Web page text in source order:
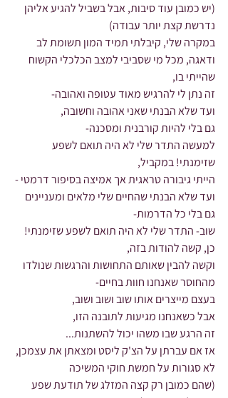
(יש כמובן עוד סיבות, אבל בשביל להגיע אליהן
נדרשת קצת יותר עבודה)
במקרה שלי, קיבלתי תמיד המון תשומת לב
ודאגה, מכל מי שסביבי למצב הכלכלי הקשוח
שהייתי בו,
זה נתן לי להרגיש מאוד עטופה ואהובה-
ועד שלא הבנתי שאני אהובה וחשובה,
גם בלי להיות קורבנית ומסכנה-
למעשה התדר שלי לא היה תואם לשפע
שזימנתי! במקביל,
הייתי גיבורה טראגית אך אמיצה בסיפור דרמטי -
ועד שלא הבנתי שהחיים שלי מלאים ומעניינים
גם בלי כל הדרמות-
שוב- התדר שלי לא היה תואם לשפע שזימנתי!
כן, קשה להודות בזה,
וקשה להבין שאותם התחושות והרגשות שנולדו
מהחוסר שאנחנו חוות בחיים-
בעצם מייצרים אותו שוב ושוב ושוב,
אבל כשאנחנו מגיעות לתובנה הזו,
זה הרגע שבו משהו יכול להשתנות...
אז אם עברתן על הצ'ק ליסט ומצאתן את עצמכן,
לא סגורות על חמשת חוקי המשיכה
(שהם כמובן רק קצה המזלג של תודעת שפע